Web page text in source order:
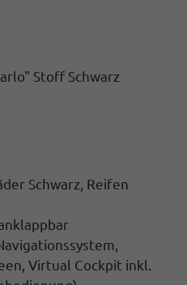
Stoff Schwarz
Schwarz, Reifen
Virtual Cockpit inkl.